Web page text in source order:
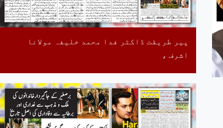
پیر طریقت ڈاکٹر فدا محمد خلیفہ مولانا
اشرف ،